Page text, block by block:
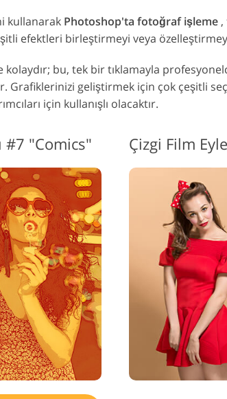
kullanarak Photoshop'ta fotoğraf işleme
efektleri birleştirmeyi veya
kolaydır; bu, tek bir tıklamayla
Grafiklerinizi geliştirmek için çok çeşitli
için kullanışlı olacaktır.
"Comics" Çizgi Film